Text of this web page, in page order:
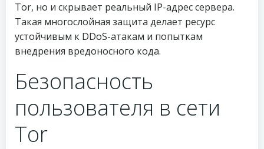
Tor, но и скрывает реальный IP-адрес сервера.
Такая многослойная защита делает ресурс
устойчивым к DDoS-атакам и попыткам
внедрения вредоносного кода.
Безопасность
пользователя в сети
Tor